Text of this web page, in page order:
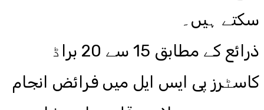
سکتے ہیں۔
ذرائع کے مطابق 15 سے 20 براڈ
کاسٹرز پی ایس ایل میں فرائض انجام